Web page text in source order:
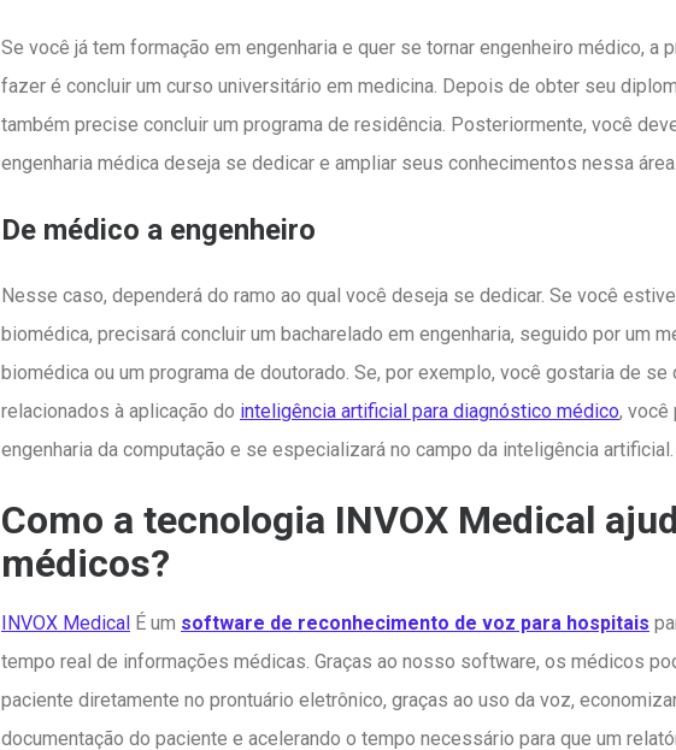
Se você já tem formação em engenharia e quer se tornar engenheiro médico, a
fazer é concluir um curso universitário em medicina. Depois de obter seu
também precise concluir um programa de residência. Posteriormente, você
engenharia médica deseja se dedicar e ampliar seus conhecimentos nessa área.
De médico a engenheiro
Nesse caso, dependerá do ramo ao qual você deseja se dedicar. Se você
biomédica, precisará concluir um bacharelado em engenharia, seguido por um
biomédica ou um programa de doutorado. Se, por exemplo, você gostaria de
relacionados à aplicação do inteligência artificial para diagnóstico médico, você
engenharia da computação e se especializará no campo da inteligência artificial.
Como a tecnologia INVOX Medical
médicos?
INVOX Medical É um software de reconhecimento de voz para hospitais
tempo real de informações médicas. Graças ao nosso software, os médicos
paciente diretamente no prontuário eletrônico, graças ao uso da voz,
documentação do paciente e acelerando o tempo necessário para que um